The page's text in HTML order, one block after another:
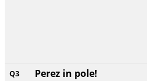
Q3
Perez in pole!